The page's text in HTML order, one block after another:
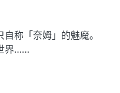
称「奈姆」的魅魔。
界……